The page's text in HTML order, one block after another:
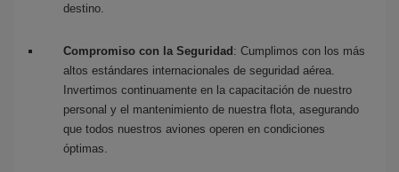
destino.
Compromiso con la Seguridad : Cumplimos con los más
altos estándares internacionales de seguridad aérea.
Invertimos continuamente en la capacitación de nuestro
personal y el mantenimiento de nuestra flota, asegurando
que todos nuestros aviones operen en condiciones
óptimas.